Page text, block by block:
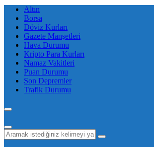
Altın
Borsa
Döviz Kurları
Gazete Manşetleri
Hava Durumu
Kripto Para Kurları
Namaz Vakitleri
Puan Durumu
Son Depremler
Trafik Durumu